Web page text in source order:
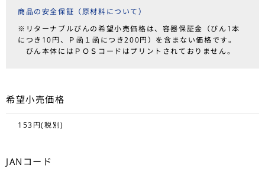
商品の安全保証（原材料について）
※リターナブルびんの希望小売価格は、容器保証金（びん1本
につき10円、Ｐ函１函につき200円）を含まない価格です。
びん本体にはＰＯＳコードはプリントされておりません。
希望小売価格
153円(税別)
JANコード